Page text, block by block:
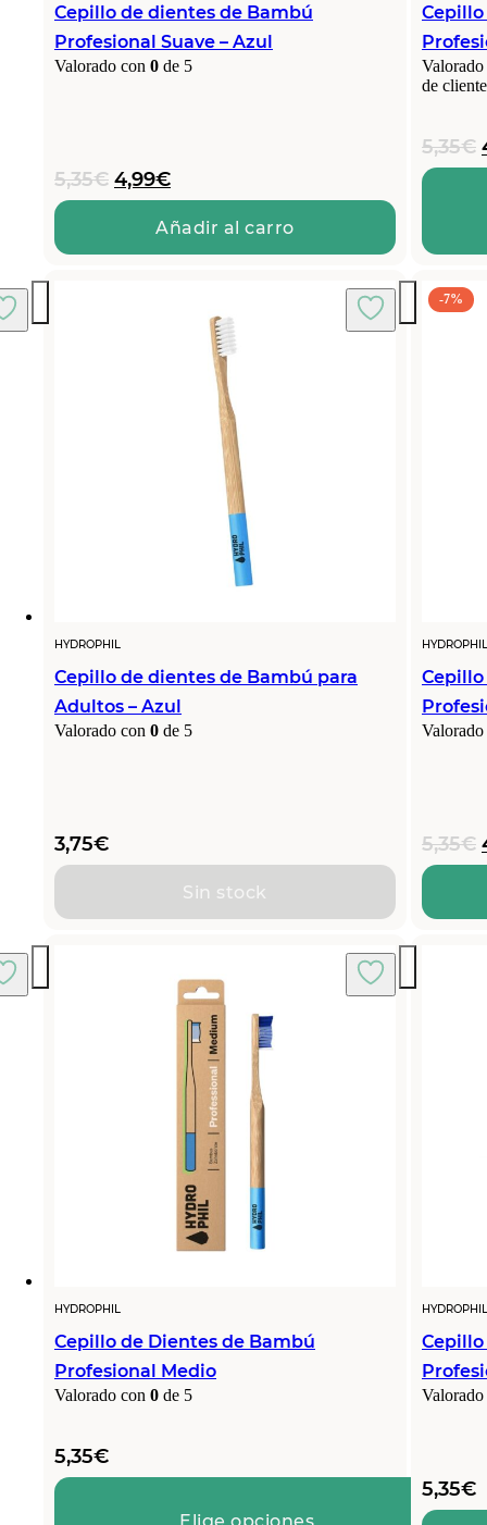
Cepillo de dientes de Bambú
Profesional Suave – Azul
Valorado con 0 de 5
5,35€ El
precio
original
era:
4,99€El
precio
actual
es:
Añadir al carro
Valorado
de
5,35€
HYDROPHIL
Cepillo de dientes de Bambú para
Adultos – Azul
Valorado con 0 de 5
3,75€
Sin stock
-7%
HYDROPHIL
Valorado
5,35€
HYDROPHIL
Cepillo de Dientes de Bambú
Profesional Medio
Valorado con 0 de 5
5,35€
Elige opciones
HYDROPHIL
Valorado
5,35€